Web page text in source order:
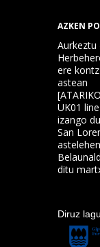
AZKEN
ere
astean
UK01
izango
San
ditu
Diruz